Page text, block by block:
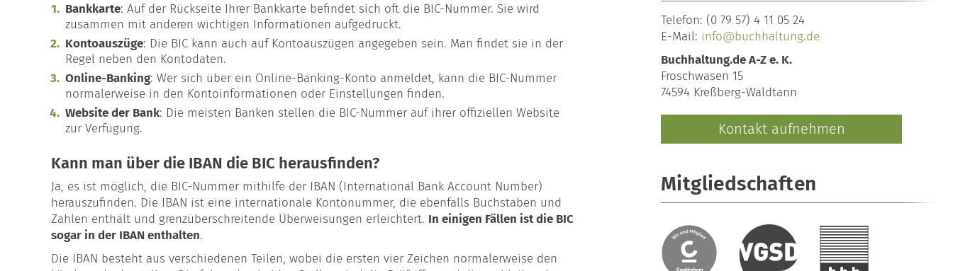
Bankkarte: Auf der Rückseite Ihrer Bankkarte befindet sich oft die BIC-Nummer. Sie wird
zusammen mit anderen wichtigen Informationen aufgedruckt.
Kontoauszüge: Die BIC kann auch auf Kontoauszügen angegeben sein. Man findet sie in der
Regel neben den Kontodaten.
Online-Banking: Wer sich über ein Online-Banking-Konto anmeldet, kann die BIC-Nummer
normalerweise in den Kontoinformationen oder Einstellungen finden.
Website der Bank: Die meisten Banken stellen die BIC-Nummer auf ihrer offiziellen Website
zur Verfügung.
Kann man über die IBAN die BIC herausfinden?
Ja, es ist möglich, die BIC-Nummer mithilfe der IBAN (International Bank Account Number)
herauszufinden. Die IBAN ist eine internationale Kontonummer, die ebenfalls Buchstaben und
Zahlen enthält und grenzüberschreitende Überweisungen erleichtert. In einigen Fällen ist die BIC
sogar in der IBAN enthalten.
Die IBAN besteht aus verschiedenen Teilen, wobei die ersten vier Zeichen normalerweise den
Telefon: (0 79 57) 4 11 05 24
E-Mail: info@buchhaltung.de
Buchhaltung.de A-Z e. K.
Froschwasen 15
74594 Kreßberg-Waldtann
Kontakt aufnehmen
Mitgliedschaften